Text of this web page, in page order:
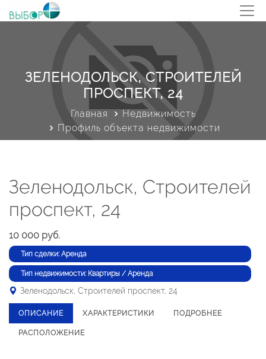
ЗЕЛЕНОДОЛЬСК, СТРОИТЕЛЕЙ
ПРОСПЕКТ, 24
Главная
Недвижимость
Профиль объекта недвижимости
Зеленодольск, Строителей
проспект, 24
10 000 руб.
Тип сделки: Аренда
Тип недвижимости: Квартиры / Аренда
Зеленодольск, Строителей проспект, 24
ОПИСАНИЕ ХАРАКТЕРИСТИКИ ПОДРОБНЕЕ
РАСПОЛОЖЕНИЕ